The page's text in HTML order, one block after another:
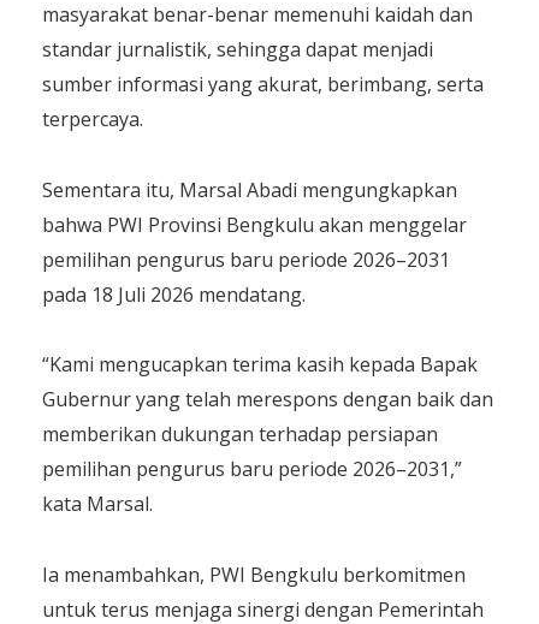
masyarakat benar-benar memenuhi kaidah dan
standar jurnalistik, sehingga dapat menjadi
sumber informasi yang akurat, berimbang, serta
terpercaya.
Sementara itu, Marsal Abadi mengungkapkan
bahwa PWI Provinsi Bengkulu akan menggelar
pemilihan pengurus baru periode 2026–2031
pada 18 Juli 2026 mendatang.
“Kami mengucapkan terima kasih kepada Bapak
Gubernur yang telah merespons dengan baik dan
memberikan dukungan terhadap persiapan
pemilihan pengurus baru periode 2026–2031,”
kata Marsal.
Ia menambahkan, PWI Bengkulu berkomitmen
untuk terus menjaga sinergi dengan Pemerintah